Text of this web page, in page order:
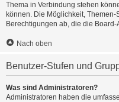
Thema in Verbindung stehen
können. Die Möglichkeit,
Berechtigungen ab, die die
Nach oben
Benutzer-Stufen und
Was sind Administratoren?
Administratoren haben die